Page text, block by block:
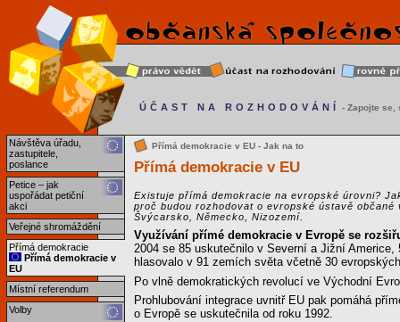
Návštěva úřadu,
zastupitele,
poslance
Petice – jak
uspořádat petiční
akci
Veřejné shromáždění
Přímá demokracie
Přímá demokracie v
EU
Místní referendum
Volby
ÚČAST NA ROZHODOVÁNÍ - Zapojte se,
Přímá demokracie v EU - Jak na to
Přímá demokracie v EU
Existuje přímá demokracie na evropské úrovni?
proč budou rozhodovat o evropské ústavě
Švýcarsko, Německo, Nizozemí.
Využívání přímé demokracie v Evropě se
2004 se 85 uskutečnilo v Severní a Jižní
hlasovalo v 91 zemích světa včetně 30
Po vlně demokratických revolucí ve Východní
Prohlubování integrace uvnitř EU pak pomáhá
o Evropě se uskutečnila od roku 1992.